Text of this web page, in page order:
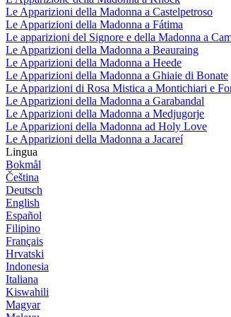
Le Apparizioni della Madonna a Castelpetroso
Le Apparizioni della Madonna a Fátima
Le apparizioni del Signore e della Madonna a
Le Apparizioni della Madonna a Beauraing
Le Apparizioni della Madonna a Heede
Le Apparizioni della Madonna a Ghiaie di Bonate
Le Apparizioni di Rosa Mistica a Montichiari e
Le Apparizioni della Madonna a Garabandal
Le Apparizioni della Madonna a Medjugorje
Le Apparizioni della Madonna ad Holy Love
Le Apparizioni della Madonna a Jacareí
Lingua
Bokmål
Čeština
Deutsch
English
Español
Filipino
Français
Hrvatski
Indonesia
Italiana
Kiswahili
Magyar